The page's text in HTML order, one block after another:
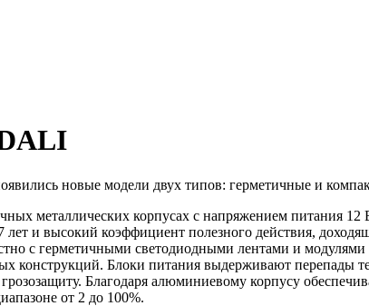
новые модели двух типов: герметичные и
металлических корпусах с напряжением питания
и высокий коэффициент полезного действия,
с герметичными светодиодными лентами и
конструкций. Блоки питания выдерживают перепады
Благодаря алюминиевому корпусу
от 2 до 100%.